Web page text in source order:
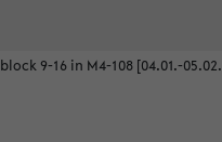
block 9-16 in M4-108 [04.01.-